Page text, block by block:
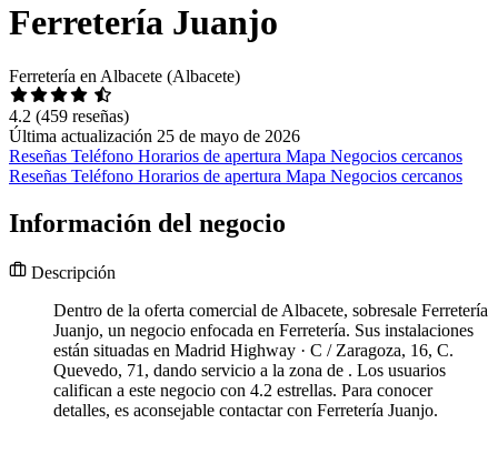
Ferretería Juanjo
Ferretería en Albacete (Albacete)
4.2 (459 reseñas)
Última actualización 25 de mayo de 2026
Reseñas Teléfono Horarios de apertura Mapa Negocios cercanos
Reseñas Teléfono Horarios de apertura Mapa Negocios cercanos
Información del negocio
Descripción
Dentro de la oferta comercial de Albacete, sobresale Ferretería
Juanjo, un negocio enfocada en Ferretería. Sus instalaciones
están situadas en Madrid Highway · C / Zaragoza, 16, C.
Quevedo, 71, dando servicio a la zona de . Los usuarios
califican a este negocio con 4.2 estrellas. Para conocer
detalles, es aconsejable contactar con Ferretería Juanjo.